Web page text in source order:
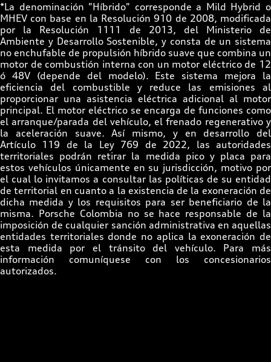
*La denominación "Híbrido" corresponde a Mild Hybrid o
MHEV con base en la Resolución 910 de 2008, modificada
por la Resolución 1111 de 2013, del Ministerio de
Ambiente y Desarrollo Sostenible, y consta de un sistema
no enchufable de propulsión híbrido suave que combina un
motor de combustión interna con un motor eléctrico de 12
ó 48V (depende del modelo). Este sistema mejora la
eficiencia del combustible y reduce las emisiones al
proporcionar una asistencia eléctrica adicional al motor
principal. El motor eléctrico se encarga de funciones como
el arranque/parada del vehículo, el frenado regenerativo y
la aceleración suave. Así mismo, y en desarrollo del
Artículo 119 de la Ley 769 de 2022, las autoridades
territoriales podrán retirar la medida pico y placa para
estos vehículos únicamente en su jurisdicción, motivo por
el cual lo invitamos a consultar las políticas de su entidad
de territorial en cuanto a la existencia de la exoneración de
dicha medida y los requisitos para ser beneficiario de la
misma. Porsche Colombia no se hace responsable de la
imposición de cualquier sanción administrativa en aquellas
entidades territoriales donde no aplica la exoneración de
esta medida por el tránsito del vehículo. Para más
información comuníquese con los concesionarios
autorizados.